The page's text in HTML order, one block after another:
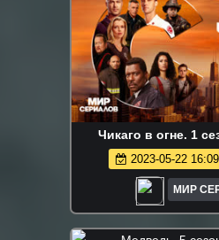
Чикаго в огне. 1
2023-05-22 16:09
МИР